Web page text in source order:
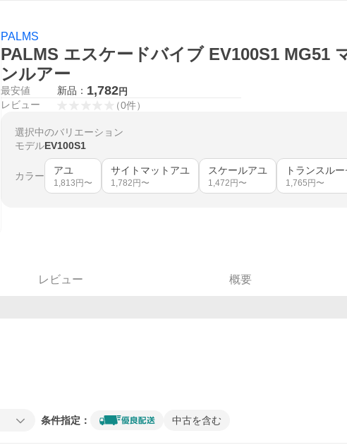
PALMS
PALMS エスケードバイブ EV100S1 MG51
ンルアー
最安値 新品： 1,782円
レビュー （0件）
選択中のバリエーション
モデルEV100S1
カラー アユ
1,813 円〜
サイトマットアユ
1,782 円〜
スケールアユ
1,472 円〜
トランスル
1,765 円〜
レビュー 概要
条件指定： 中古を含む